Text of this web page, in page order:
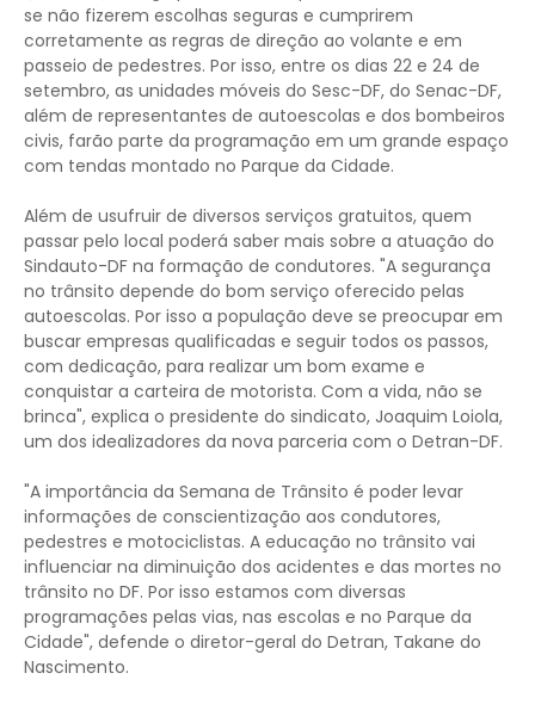
se não fizerem escolhas seguras e cumprirem
corretamente as regras de direção ao volante e em
passeio de pedestres. Por isso, entre os dias 22 e 24 de
setembro, as unidades móveis do Sesc-DF, do Senac-DF,
além de representantes de autoescolas e dos bombeiros
civis, farão parte da programação em um grande espaço
com tendas montado no Parque da Cidade.
Além de usufruir de diversos serviços gratuitos, quem
passar pelo local poderá saber mais sobre a atuação do
Sindauto-DF na formação de condutores. "A segurança
no trânsito depende do bom serviço oferecido pelas
autoescolas. Por isso a população deve se preocupar em
buscar empresas qualificadas e seguir todos os passos,
com dedicação, para realizar um bom exame e
conquistar a carteira de motorista. Com a vida, não se
brinca", explica o presidente do sindicato, Joaquim Loiola,
um dos idealizadores da nova parceria com o Detran-DF.
"A importância da Semana de Trânsito é poder levar
informações de conscientização aos condutores,
pedestres e motociclistas. A educação no trânsito vai
influenciar na diminuição dos acidentes e das mortes no
trânsito no DF. Por isso estamos com diversas
programações pelas vias, nas escolas e no Parque da
Cidade", defende o diretor-geral do Detran, Takane do
Nascimento.